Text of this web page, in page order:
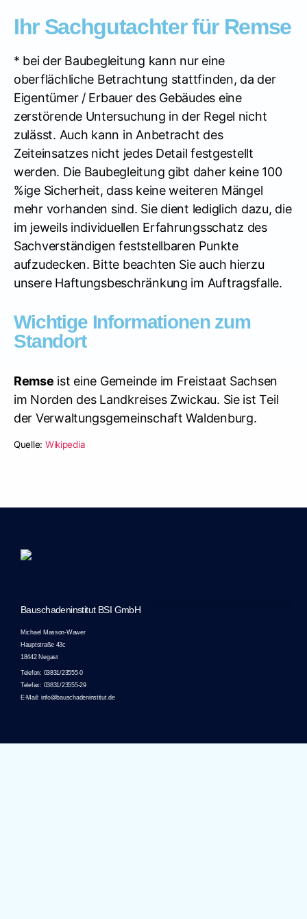
Ihr Sachgutachter für Remse
* bei der Baubegleitung kann nur eine
oberflächliche Betrachtung stattfinden, da der
Eigentümer / Erbauer des Gebäudes eine
zerstörende Untersuchung in der Regel nicht
zulässt. Auch kann in Anbetracht des
Zeiteinsatzes nicht jedes Detail festgestellt
werden. Die Baubegleitung gibt daher keine 100
%ige Sicherheit, dass keine weiteren Mängel
mehr vorhanden sind. Sie dient lediglich dazu, die
im jeweils individuellen Erfahrungsschatz des
Sachverständigen feststellbaren Punkte
aufzudecken. Bitte beachten Sie auch hierzu
unsere Haftungsbeschränkung im Auftragsfalle.
Wichtige Informationen zum
Standort
Remse ist eine Gemeinde im Freistaat Sachsen
im Norden des Landkreises Zwickau. Sie ist Teil
der Verwaltungsgemeinschaft Waldenburg.
Quelle: Wikipedia
Bauschadeninstitut BSI GmbH
Michael Masson-Wawer
Hauptstraße 43c
18442 Negast
Telefon: 03831/23555-0
Telefax: 03831/23555-29
E-Mail: info@bauschadeninstitut.de